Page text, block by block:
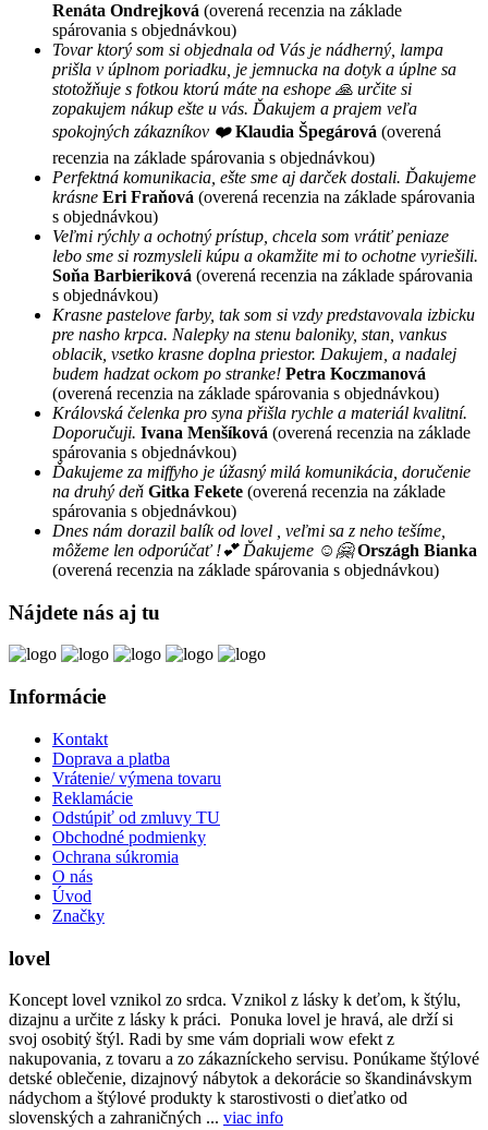
Renáta Ondrejková (overená recenzia na základe
spárovania s objednávkou)
Tovar ktorý som si objednala od Vás je nádherný, lampa
prišla v úplnom poriadku, je jemnucka na dotyk a úplne sa
stotožňuje s fotkou ktorú máte na eshope 🙏 určite si
zopakujem nákup ešte u vás. Ďakujem a prajem veľa
spokojných zákazníkov ❤️ Klaudia Špegárová (overená
recenzia na základe spárovania s objednávkou)
Perfektná komunikacia, ešte sme aj darček dostali. Ďakujeme
krásne Eri Fraňová (overená recenzia na základe spárovania
s objednávkou)
Veľmi rýchly a ochotný prístup, chcela som vrátiť peniaze
lebo sme si rozmysleli kúpu a okamžite mi to ochotne vyriešili.
Soňa Barbieriková (overená recenzia na základe spárovania
s objednávkou)
Krasne pastelove farby, tak som si vzdy predstavovala izbicku
pre nasho krpca. Nalepky na stenu baloniky, stan, vankus
oblacik, vsetko krasne doplna priestor. Dakujem, a nadalej
budem hadzat ockom po stranke! Petra Koczmanová
(overená recenzia na základe spárovania s objednávkou)
Královská čelenka pro syna přišla rychle a materiál kvalitní.
Doporučuji. Ivana Menšíková (overená recenzia na základe
spárovania s objednávkou)
Ďakujeme za miffyho je úžasný milá komunikácia, doručenie
na druhý deň Gitka Fekete (overená recenzia na základe
spárovania s objednávkou)
Dnes nám dorazil balík od lovel , veľmi sa z neho tešíme,
môžeme len odporúčať !💕 Ďakujeme ☺️🤗 Országh Bianka
(overená recenzia na základe spárovania s objednávkou)
Nájdete nás aj tu
Informácie
Kontakt
Doprava a platba
Vrátenie/ výmena tovaru
Reklamácie
Odstúpiť od zmluvy TU
Obchodné podmienky
Ochrana súkromia
O nás
Úvod
Značky
lovel
Koncept lovel vznikol zo srdca. Vznikol z lásky k deťom, k štýlu,
dizajnu a určite z lásky k práci. Ponuka lovel je hravá, ale drží si
svoj osobitý štýl. Radi by sme vám dopriali wow efekt z
nakupovania, z tovaru a zo zákazníckeho servisu. Ponúkame štýlové
detské oblečenie, dizajnový nábytok a dekorácie so škandinávskym
nádychom a štýlové produkty k starostivosti o dieťatko od
slovenských a zahraničných ... viac info